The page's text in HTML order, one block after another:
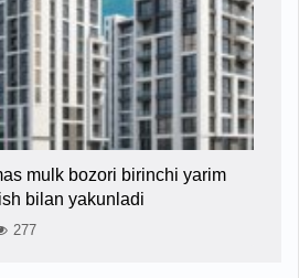
mulk bozori birinchi yarim
bilan yakunladi
277